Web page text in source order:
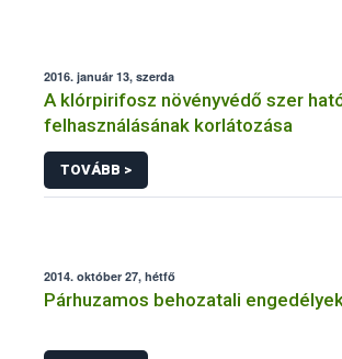
2016. január 13, szerda
A klórpirifosz növényvédő szer
felhasználásának korlátozása
TOVÁBB >
2014. október 27, hétfő
Párhuzamos behozatali